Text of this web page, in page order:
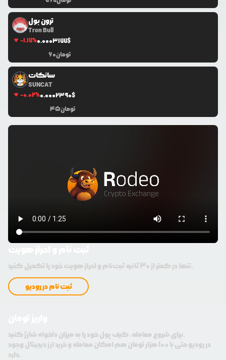
ترون بول
Tron Bull
-1.17%0.0003177$
60تومان
سانکات
SUNCAT
-0.02%0.0002390$
45تومان
تنها در کمتر از 30 ثانیه ثبت‌نام و احراز هویت خود را تکمیل کنید.
ثبت نام در رودیو
برای شروع معامله، کیف پول خود را به میزان دلخواه شارژ کنید.
در رودیو حتی با 100 هزار تومان هم امکان معامله و خرید ارز دیجیتال وجود
دارد.